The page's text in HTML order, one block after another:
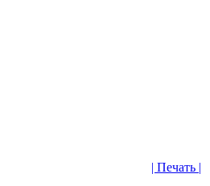
| Печать |